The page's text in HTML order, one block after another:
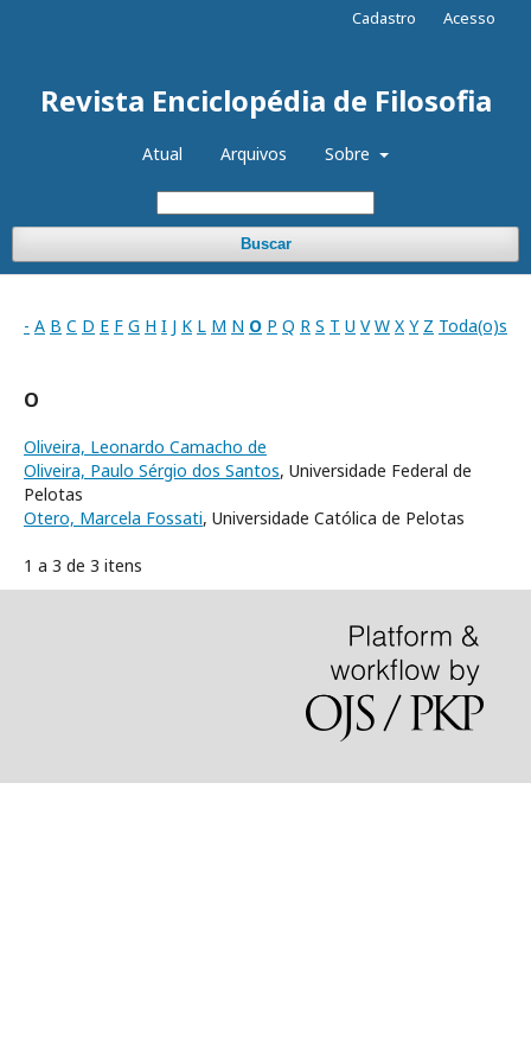
Revista Enciclopédia de Filosofia
Atual Arquivos Sobre
Buscar
Cadastro Acesso
- A B C D E F G H I J K L M N O P Q R S T U V W X Y Z Toda(o)s
O
Oliveira, Leonardo Camacho de
Oliveira, Paulo Sérgio dos Santos, Universidade Federal de
Pelotas
Otero, Marcela Fossati, Universidade Católica de Pelotas
1 a 3 de 3 itens